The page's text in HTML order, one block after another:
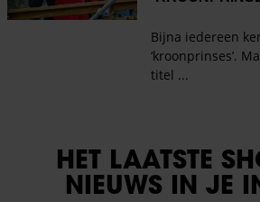
HET LAATSTE
NIEUWS IN JE